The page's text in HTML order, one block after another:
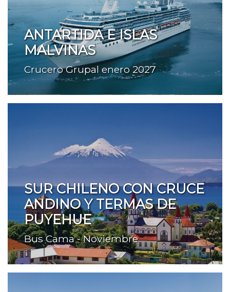
ANTARTIDA E ISLAS
MALVINAS
Crucero Grupal enero 2027
SUR CHILENO CON CRUCE
ANDINO Y TERMAS DE
PUYEHUE
Bus Cama - Noviembre